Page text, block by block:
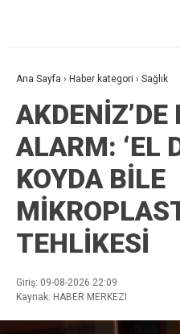
Ana Sayfa › Haber kategori › Sağlık
ALARM: ‘EL
KOYDA BİLE
TEHLİKESİ
Giriş: 09-08-2026 22:09
Kaynak: HABER MERKEZI